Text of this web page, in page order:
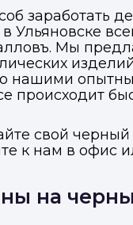
Мы
заявку через
заявку через
заработать
в Ульяновске
Мы
нашими
происходит
свой
к нам в офис
на